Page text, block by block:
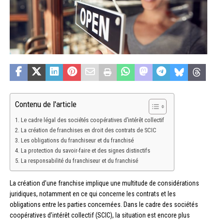
Contenu de l'article
Le cadre légal des sociétés coopératives d’intérêt collectif
La création de franchises en droit des contrats de SCIC
Les obligations du franchiseur et du franchisé
La protection du savoir-faire et des signes distinctifs
La responsabilité du franchiseur et du franchisé
La création d’une franchise implique une multitude de considérations
juridiques, notamment en ce qui concerne les contrats et les
obligations entre les parties concernées. Dans le cadre des sociétés
coopératives d’intérêt collectif (SCIC), la situation est encore plus